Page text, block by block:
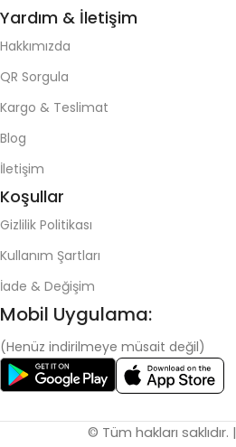
Yardım & İletişim
Hakkımızda
QR Sorgula
Kargo & Teslimat
Blog
İletişim
Koşullar
Gizlilik Politikası
Kullanım Şartları
İade & Değişim
Mobil Uygulama:
(Henüz indirilmeye müsait değil)
© Tüm hakları saklıdır. |